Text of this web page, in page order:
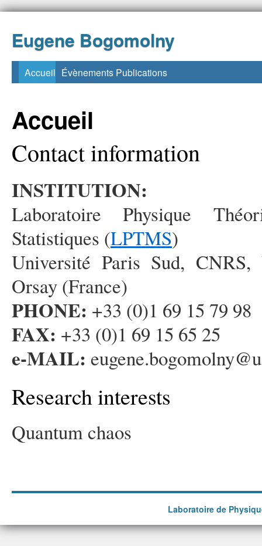
Eugene Bogomolny
Accueil Évènements Publications
Accueil
Contact information
INSTITUTION:
Laboratoire Physique
Statistiques (LPTMS)
Université Paris Sud,
Orsay (France)
PHONE: +33 (0)1 69 15 79 98
FAX: +33 (0)1 69 15 65 25
e-MAIL:
Research interests
Quantum chaos
Laboratoire de